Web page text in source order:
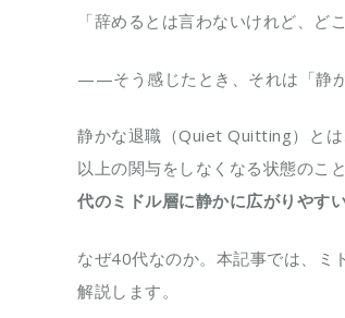
「辞めるとは言わないけれど、ど
——そう感じたとき、それは「静
静かな退職（Quiet Quitting）と
以上の関与をしなくなる状態のこ
代のミドル層に静かに広がりやす
なぜ40代なのか。本記事では、ミ
解説します。